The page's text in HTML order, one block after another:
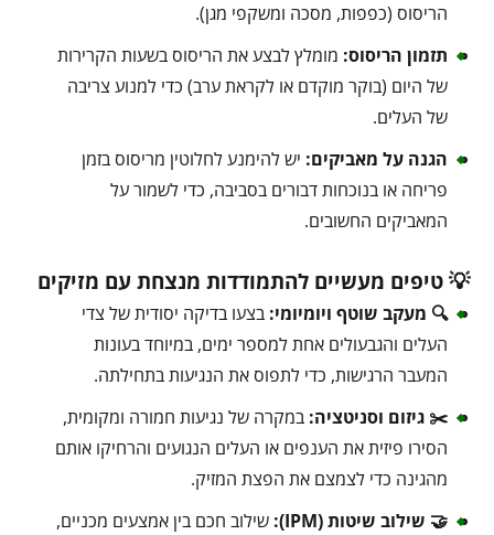
הריסוס (כפפות, מסכה ומשקפי מגן).
תזמון הריסוס: מומלץ לבצע את הריסוס בשעות הקרירות
של היום (בוקר מוקדם או לקראת ערב) כדי למנוע צריבה
של העלים.
הגנה על מאביקים: יש להימנע לחלוטין מריסוס בזמן
פריחה או בנוכחות דבורים בסביבה, כדי לשמור על
המאביקים החשובים.
💡 טיפים מעשיים להתמודדות מנצחת עם מזיקים
🔍 מעקב שוטף ויומיומי: בצעו בדיקה יסודית של צדי
העלים והגבעולים אחת למספר ימים, במיוחד בעונות
המעבר הרגישות, כדי לתפוס את הנגיעות בתחילתה.
✂️ גיזום וסניטציה: במקרה של נגיעות חמורה ומקומית,
הסירו פיזית את הענפים או העלים הנגועים והרחיקו אותם
מהגינה כדי לצמצם את הפצת המזיק.
🤝 שילוב שיטות (IPM):
שילוב חכם בין אמצעים מכניים,